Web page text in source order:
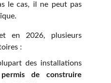
le cas, il ne peut pas
en 2026, plusieurs
:
des installations
permis de construire